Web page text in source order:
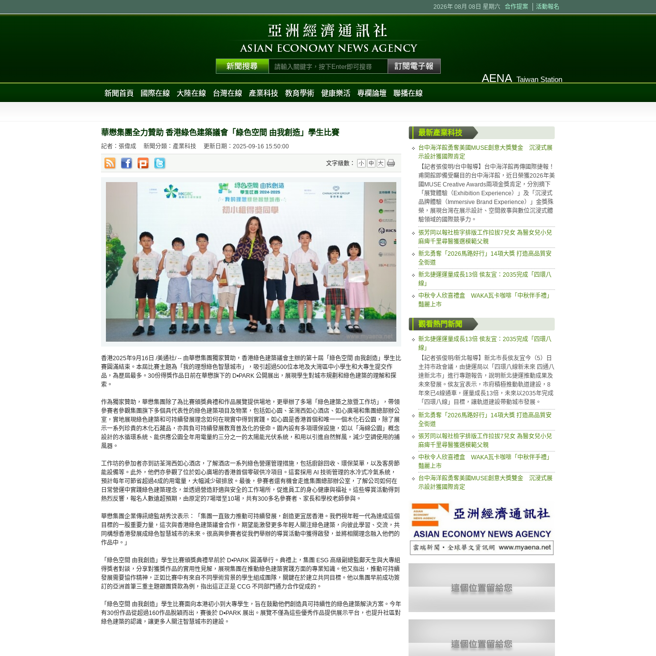
2026年 08月 08日 星期六 合作提案 活動報名
AENA Taiwan Station
新聞首頁
國際在線 大陸在線 台灣在線 產業科技 教育學術 健康樂活 專欄論壇 聯播在線
華懋集團全力贊助 香港綠色建築議會「綠色空間 由我創造」學生比賽
記者：張偉成 新聞分類：產業科技 更新日期：2025-09-16 15:50:00
文字級數：
香港2025年9月16日 /美通社/ -- 由華懋集團獨家贊助，香港綠色建築議會主辦的第十屆「綠色空間 由我創造」學生比
賽圓滿結束。本屆比賽主題為「我的理想綠色智慧城市」，吸引超過500位本地及大灣區中小學生和大專生提交作
品，為歷屆最多。30份得獎作品日前在華懋旗下的 D•PARK 公開展出，展現學生對城市規劃和綠色建築的理解和探
索。
作為獨家贊助，華懋集團除了為比賽頒獎典禮和作品展覽提供場地，更舉辦了多場「綠色建築之旅暨工作坊」，帶領
參賽者參觀集團旗下多個具代表性的綠色建築項目及物業，包括如心園、荃灣西如心酒店、如心廣場和集團總部辦公
室，實地展現綠色建築和可持續發展理念如何在現實中得到實踐。如心園是香港首個和唯一一個木化石公園，除了展
示一系列珍貴的木化石藏品，亦肩負可持續發展教育普及化的使命。園內設有多項環保設施，如以「海綿公園」概念
設計的水循環系統、能供應公園全年用電量約三分之一的太陽能光伏系統，和用以引進自然鮮風，減少空調使用的捕
風器。
工作坊的參加者亦到訪荃灣西如心酒店，了解酒店一系列綠色營運管理措施，包括廚餘回收、環保菜單，以及客房節
能設備等。此外，他們亦參觀了位於如心廣場的香港首個零碳供冷項目。這套採用 AI 技術管理的水冷式冷氣系統，
預計每年可節省超過4成的用電量，大幅減少碳排放。最後，參賽者還有機會走進集團總部辦公室，了解公司如何在
日常營運中實踐綠色建築理念，並透過營造舒適與安全的工作場所，促進員工的身心健康與福祉。這些導賞活動得到
熱烈反響，報名人數遠超預期，由原定的7場增至10場，共有300多名參賽者、家長和學校老師參與。
華懋集團企業傳訊總監胡秀汶表示：「集團一直致力推動可持續發展，創造更宜居香港。我們視年輕一代為達成這個
目標的一股重要力量，這次與香港綠色建築議會合作，期望能激發更多年輕人關注綠色建築，向彼此學習、交流，共
同構想香港發展成綠色智慧城市的未來。很高興參賽者從我們舉辦的導賞活動中獲得啟發，並將相關理念融入他們的
作品中。」
「綠色空間 由我創造」學生比賽頒獎典禮早前於 D•PARK 圓滿舉行。典禮上，集團 ESG 高級副總監鄺天生與大專組
得獎者對談，分享對獲獎作品的實用性見解，展現集團在推動綠色建築實踐方面的專業知識。他又指出，推動可持續
發展需要協作精神，正如比賽中有來自不同學術背景的學生組成團隊，關鍵在於建立共同目標。他以集團早前成功簽
訂的亞洲首筆三重主題銀團貸款為例，指出這正正是 CCG 不同部門通力合作促成的。
「綠色空間 由我創造」學生比賽面向本港初小到大專學生，旨在鼓勵他們創造具可持續性的綠色建築解決方案。今年
有30份作品從超過160作品脫穎而出，賽後於 D•PARK 展出。展覽不僅為這些優秀作品提供展示平台，也提升社區對
綠色建築的認識，讓更多人關注智慧城市的建設。
最新產業科技
台中海洋館勇奪美國MUSE創意大獎雙金 沉浸式展
示設計獲國際肯定
【記者張俊明/台中報導】台中海洋館再傳國際捷報！
甫開館即備受矚目的台中海洋館，近日榮獲2026年美
國MUSE Creative Awards兩項金獎肯定，分別摘下
「展覽體驗（Exhibition Experience）」及「沉浸式
品牌體驗（Immersive Brand Experience）」金獎殊
榮，展現台灣在展示設計、空間敘事與數位沉浸式體
驗領域的國際競爭力。
張芳同以報社檢字排版工作拉拔7兒女 為醫女兒小兒
麻痺千里尋醫獲選模範父親
新北勇奪「2026馬路好行」14項大獎 打造高品質安
全街道
新北捷運運量成長13倍 侯友宜：2035完成「四環八
線」
中秋令人欣喜禮盒 WAKA瓦卡咖啡「中秋伴手禮」
豔麗上市
觀看熱門新聞
新北捷運運量成長13倍 侯友宜：2035完成「四環八
線」
【記者張俊明/新北報導】新北市長侯友宜今（5）日
主持市政會議，由捷運局以「四環八線新未來 四通八
達新北市」進行專題報告，說明新北捷運推動成果及
未來發展。侯友宜表示，市府積極推動軌道建設，8
年來已4線通車，運量成長13倍，未來以2035年完成
「四環八線」目標，讓軌道建設帶動城市發展。
新北勇奪「2026馬路好行」14項大獎 打造高品質安
全街道
張芳同以報社檢字排版工作拉拔7兒女 為醫女兒小兒
麻痺千里尋醫獲選模範父親
中秋令人欣喜禮盒 WAKA瓦卡咖啡「中秋伴手禮」
豔麗上市
台中海洋館勇奪美國MUSE創意大獎雙金 沉浸式展
示設計獲國際肯定